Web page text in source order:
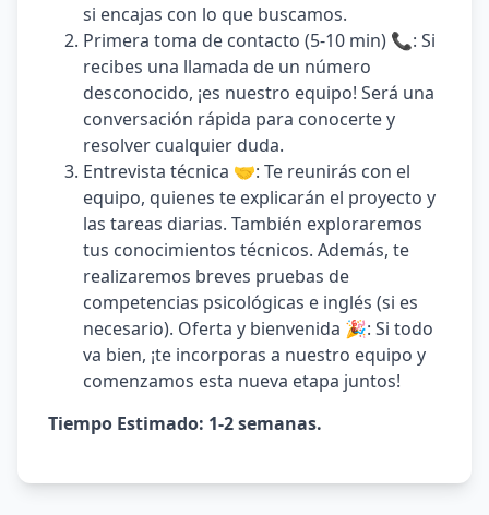
si encajas con lo que buscamos.
Primera toma de contacto (5-10 min) 📞: Si
recibes una llamada de un número
desconocido, ¡es nuestro equipo! Será una
conversación rápida para conocerte y
resolver cualquier duda.
Entrevista técnica 🤝: Te reunirás con el
equipo, quienes te explicarán el proyecto y
las tareas diarias. También exploraremos
tus conocimientos técnicos. Además, te
realizaremos breves pruebas de
competencias psicológicas e inglés (si es
necesario). Oferta y bienvenida 🎉: Si todo
va bien, ¡te incorporas a nuestro equipo y
comenzamos esta nueva etapa juntos!
Tiempo Estimado: 1-2 semanas.